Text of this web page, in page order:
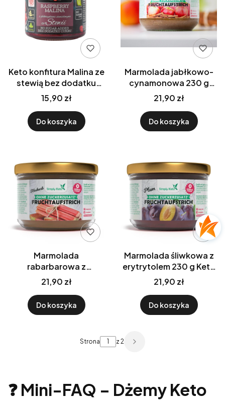
Keto konfitura Malina ze
stewią bez dodatku
cukru 200g
PURE&good
15,90 zł
Do koszyka
Marmolada jabłkowo-
cynamonowa 230 g
Keto Low carb Simply
Keto
21,90 zł
Do koszyka
Marmolada
rabarbarowa z
erytrytolem 230 g Keto
Low Carb SimplyKeto
21,90 zł
Do koszyka
Marmolada śliwkowa z
erytrytolem 230 g Keto
Low Carb SimplyKeto
21,90 zł
Do koszyka
Strona z 2
❓ Mini-FAQ – Dżemy Keto